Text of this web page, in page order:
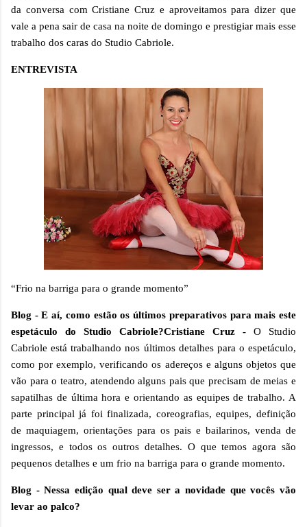
da conversa com Cristiane Cruz e aproveitamos para dizer que
vale a pena sair de casa na noite de domingo e prestigiar mais esse
trabalho dos caras do Studio Cabriole.
ENTREVISTA
“Frio na barriga para o grande momento”
Blog - E aí, como estão os últimos preparativos para mais este
espetáculo do Studio Cabriole?Cristiane Cruz - O Studio
Cabriole está trabalhando nos últimos detalhes para o espetáculo,
como por exemplo, verificando os adereços e alguns objetos que
vão para o teatro, atendendo alguns pais que precisam de meias e
sapatilhas de última hora e orientando as equipes de trabalho. A
parte principal já foi finalizada, coreografias, equipes, definição
de maquiagem, orientações para os pais e bailarinos, venda de
ingressos, e todos os outros detalhes. O que temos agora são
pequenos detalhes e um frio na barriga para o grande momento.
Blog - Nessa edição qual deve ser a novidade que vocês vão
levar ao palco?